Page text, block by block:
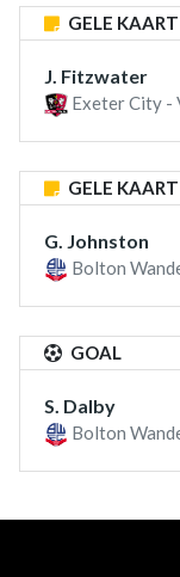
GELE KAART
J. Fitzwater
Exeter City -
GELE KAART
G. Johnston
Bolton
GOAL
S. Dalby
Bolton